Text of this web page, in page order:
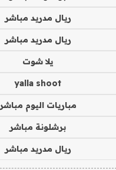
ريال مدريد مباشر
ريال مدريد مباشر
يلا شوت
yalla shoot
مباريات اليوم مباشر
برشلونة مباشر
ريال مدريد مباشر